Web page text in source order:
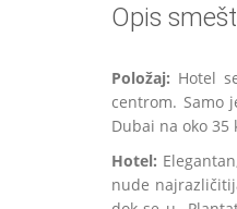
Opis
Položaj: Hotel
centrom. Samo
Dubai na oko 35
Hotel:
nude